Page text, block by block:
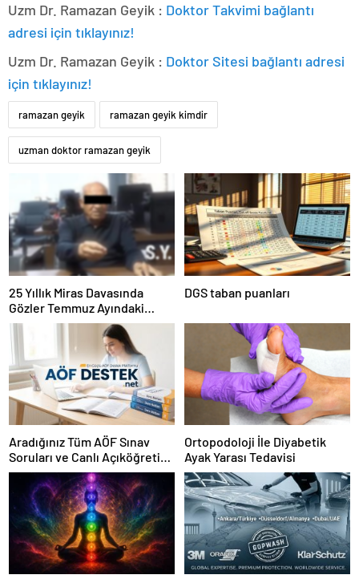
Uzm Dr. Ramazan Geyik : Doktor Takvimi bağlantı
adresi için tıklayınız!
Uzm Dr. Ramazan Geyik : Doktor Sitesi bağlantı adresi
için tıklayınız!
ramazan geyik ramazan geyik kimdir
uzman doktor ramazan geyik
25 Yıllık Miras Davasında
Gözler Temmuz Ayındaki
Karar Duruşmasına Çevrildi
DGS taban puanları
Aradığınız Tüm AÖF Sınav
Soruları ve Canlı Açıköğretim
Forumu Burada
Ortopodoloji İle Diyabetik
Ayak Yarası Tedavisi